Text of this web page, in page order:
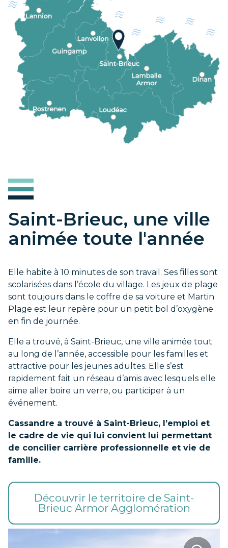
Saint-Brieuc, une ville
animée toute l'année
Elle habite à 10 minutes de son travail. Ses filles sont
scolarisées dans l’école du village. Les jeux de plage
sont toujours dans le coffre de sa voiture et Martin
Plage est leur repère pour un petit bol d’oxygène
en fin de journée.
Elle a trouvé, à Saint-Brieuc, une ville animée tout
au long de l’année, accessible pour les familles et
attractive pour les jeunes adultes. Elle s’est
rapidement fait un réseau d’amis avec lesquels elle
aime aller boire un verre, ou participer à un
événement.
Cassandre a trouvé à Saint-Brieuc, l’emploi et
le cadre de vie qui lui convient lui permettant
de concilier carrière professionnelle et vie de
famille.
Découvrir le territoire de Saint-
Brieuc Armor Agglomération